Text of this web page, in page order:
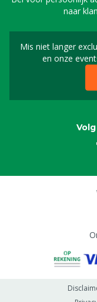
naar
Mis niet langer
en onze